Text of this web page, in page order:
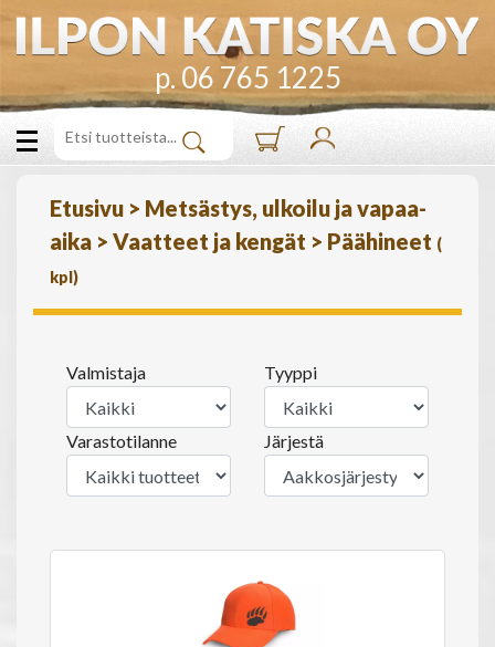
p. 06 765 1225
Etusivu > Metsästys, ulkoilu ja vapaa-
aika > Vaatteet ja kengät > Päähineet (
kpl)
Valmistaja Tyyppi
Varastotilanne Järjestä